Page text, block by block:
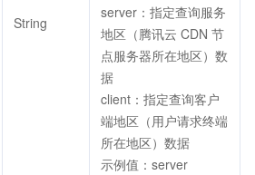
String
server：指定查询服务
地区（腾讯云 CDN 节
点服务器所在地区）数
据
client：指定查询客户
端地区（用户请求终端
所在地区）数据
示例值：server